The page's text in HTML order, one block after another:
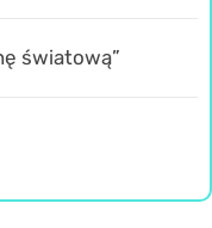
światową”